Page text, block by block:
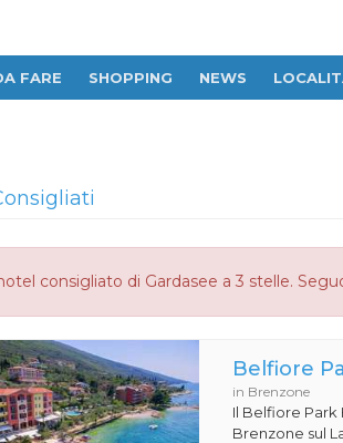
FARE SHOPPING NEWS
consigliato di Gardasee a 3 stelle.
Belfiore
in Brenzone
Il Belfiore Park
Brenzone sul